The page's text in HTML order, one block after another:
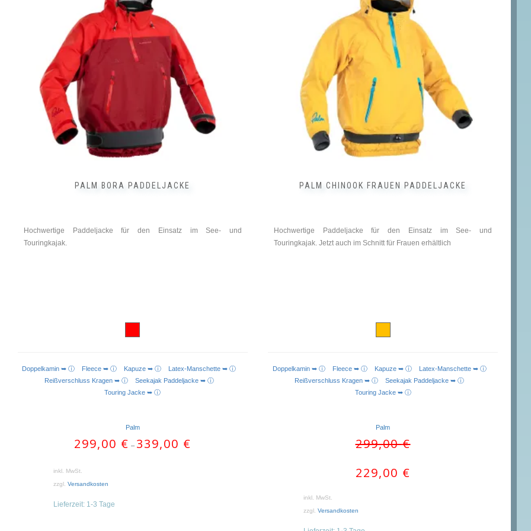
PALM BORA PADDELJACKE
Hochwertige Paddeljacke für den Einsatz im See- und
Touringkajak.
Doppelkamin ➥ ⓘ Fleece ➥ ⓘ Kapuze ➥ ⓘ
Latex-Manschette ➥ ⓘ
Reißverschluss Kragen ➥ ⓘ Seekajak Paddeljacke ➥ ⓘ
Touring Jacke ➥ ⓘ
Palm
299,00 € – 339,00 €
inkl. MwSt.
zzgl. Versandkosten
Lieferzeit: 1-3 Tage
Produktseite
PALM CHINOOK FRAUEN PADDELJACKE
Hochwertige Paddeljacke für den Einsatz im See- und
Touringkajak. Jetzt auch im Schnitt für Frauen erhältlich
Doppelkamin ➥ ⓘ Fleece ➥ ⓘ Kapuze ➥ ⓘ
Latex-Manschette ➥ ⓘ
Reißverschluss Kragen ➥ ⓘSeekajak Paddeljacke ➥ ⓘ
Touring Jacke ➥ ⓘ
Palm
299,00€
229,00 €
inkl. MwSt.
zzgl. Versandkosten